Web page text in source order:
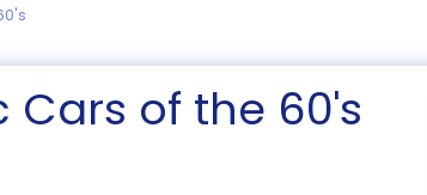
Cars of the 60's